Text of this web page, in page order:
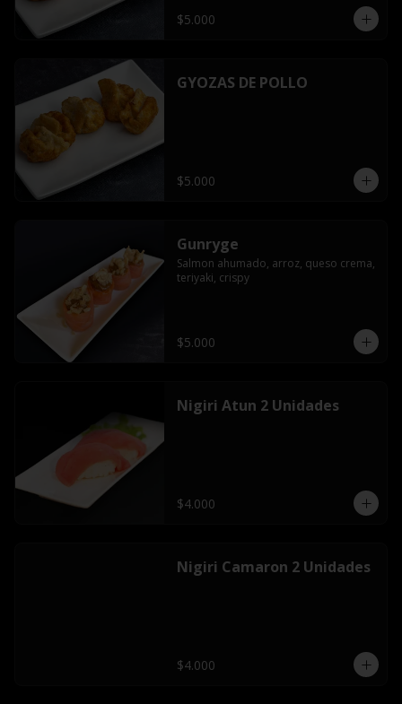
$5.000
GYOZAS DE POLLO
$5.000
Gunryge
Salmon ahumado, arroz, queso crema,
teriyaki, crispy
$5.000
Nigiri Atun 2 Unidades
$4.000
Nigiri Camaron 2 Unidades
$4.000